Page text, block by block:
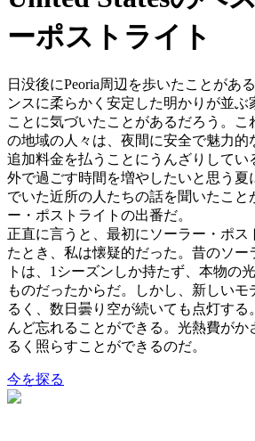
ーポストライト
日没後にPeoria周辺を歩いたことがあ
ンスに柔らかく安定した明かりが並ぶ
ことに気づいたことがあるだろう。こ
の地域の人々は、夜間に安全で魅力的
追加料金を払うことにうんざりしてい
外で過ごす時間を増やしたいと思う夏
でいた近所の人たちの話を聞いたこと
ー・ポストライトの出番だ。
正直に言うと、最初にソーラー・ポス
たとき、私は懐疑的だった。昔のソー
トは、1シーズンしか持たず、本物の
ものだったからだ。しかし、新しいモ
るく、数日曇り空が続いても点灯する
んど忘れることができる。光熱費がか
るく照らすことができるのだ。
今を探る